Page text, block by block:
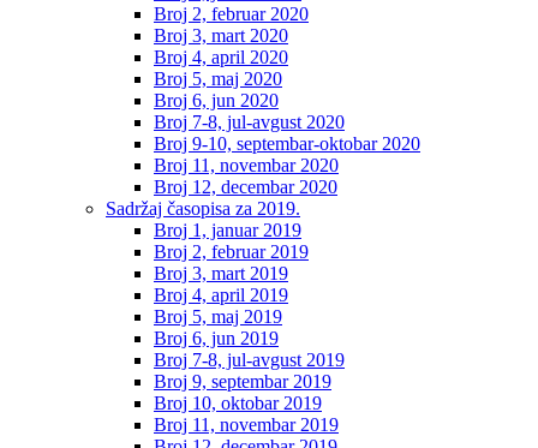
Broj 2, februar 2020
Broj 3, mart 2020
Broj 4, april 2020
Broj 5, maj 2020
Broj 6, jun 2020
Broj 7-8, jul-avgust 2020
Broj 9-10, septembar-oktobar 2020
Broj 11, novembar 2020
Broj 12, decembar 2020
Sadržaj časopisa za 2019.
Broj 1, januar 2019
Broj 2, februar 2019
Broj 3, mart 2019
Broj 4, april 2019
Broj 5, maj 2019
Broj 6, jun 2019
Broj 7-8, jul-avgust 2019
Broj 9, septembar 2019
Broj 10, oktobar 2019
Broj 11, novembar 2019